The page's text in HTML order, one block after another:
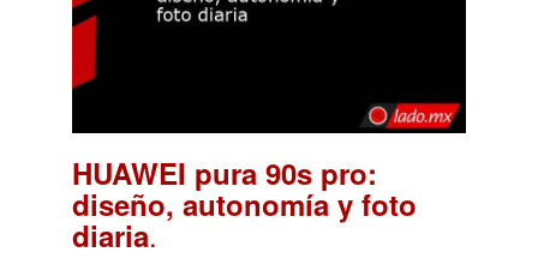
HUAWEI pura 90s pro:
diseño, autonomía y foto
diaria.